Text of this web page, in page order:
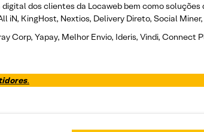
digital dos clientes da Locaweb bem como soluções
iN, KingHost, Nextios, Delivery Direto, Social
Corp, Yapay, Melhor Envio, Ideris, Vindi, Connect
.